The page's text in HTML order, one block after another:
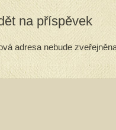
na příspěvek
adresa nebude